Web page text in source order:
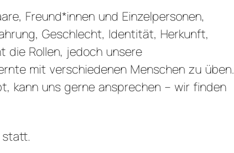
Freund*innen und Einzelpersonen,
Geschlecht, Identität, Herkunft,
die Rollen, jedoch unsere
mit verschiedenen Menschen zu üben.
kann uns gerne ansprechen – wir finden
statt.